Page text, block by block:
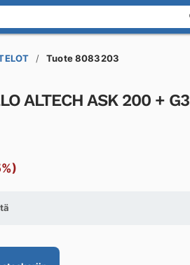
Tuote 8083203
ALTECH ASK 200 +